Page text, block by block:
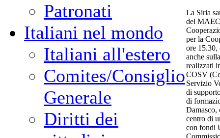
Patronati
Italiani nel mondo
Italiani all'estero
Comites/Consiglio
Generale
Diritti dei
La Siria
del
per la
ore 15.30,
anche
realizzati
COSV
Servizio
di
di
Damasco,
centro di
con fondi